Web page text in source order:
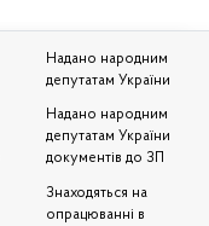
Надано народним
депутатам України
Надано народним
депутатам України
документів до ЗП
Знаходяться на
опрацюванні в